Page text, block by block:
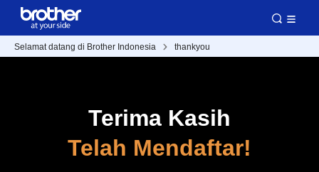
Selamat datang di Brother Indonesia thankyou
Terima Kasih
Telah Mendaftar!